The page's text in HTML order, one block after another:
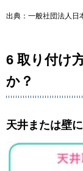
出典：一般社団法人日
6 取り付け
か？
天井または壁